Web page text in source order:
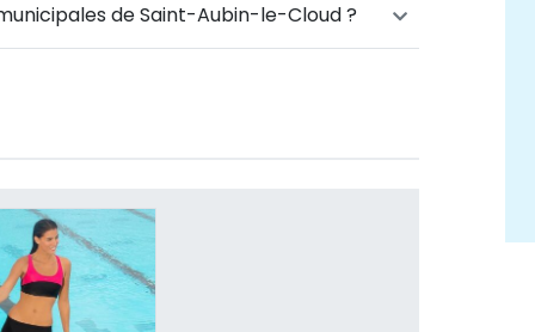
de Saint-Aubin-le-Cloud ?